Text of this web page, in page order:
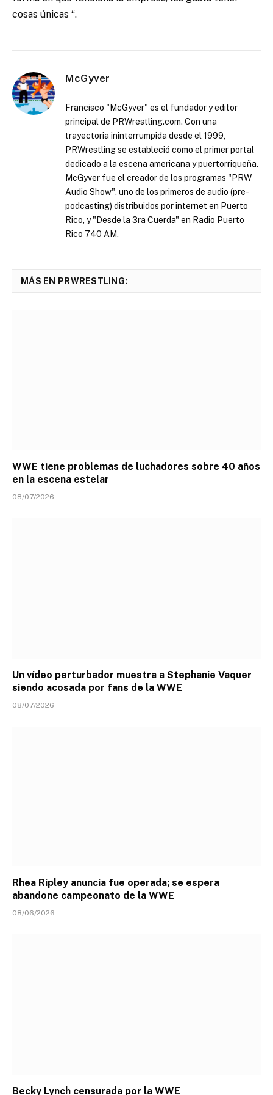
cosas únicas “.
McGyver
Francisco "McGyver" es el fundador y editor
principal de PRWrestling.com. Con una
trayectoria ininterrumpida desde el 1999,
PRWrestling se estableció como el primer portal
dedicado a la escena americana y puertorriqueña.
McGyver fue el creador de los programas "PRW
Audio Show", uno de los primeros de audio (pre-
podcasting) distribuidos por internet en Puerto
Rico, y "Desde la 3ra Cuerda" en Radio Puerto
Rico 740 AM.
MÁS EN PRWRESTLING:
WWE tiene problemas de luchadores sobre 40 años
en la escena estelar
08/07/2026
Un vídeo perturbador muestra a Stephanie Vaquer
siendo acosada por fans de la WWE
08/07/2026
Rhea Ripley anuncia fue operada; se espera
abandone campeonato de la WWE
08/06/2026
Becky Lynch censurada por la WWE